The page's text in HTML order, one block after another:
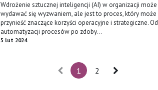
Wdrożenie sztucznej inteligencji (AI) w organizacji może
wydawać się wyzwaniem, ale jest to proces, który może
przynieść znaczące korzyści operacyjne i strategiczne. Od
automatyzacji procesów po zdoby...
5 lut 2024
1 2